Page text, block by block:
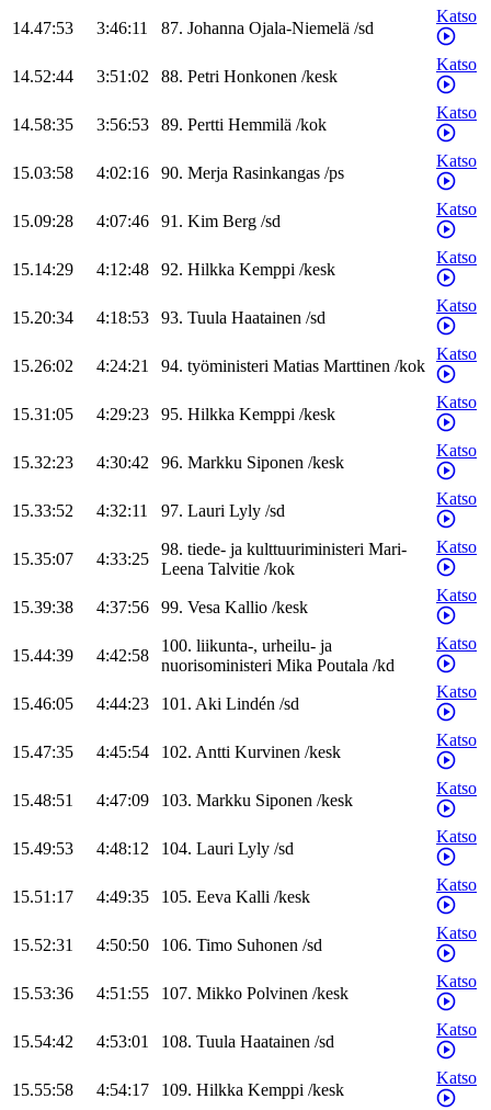
14.47:53 3:46:11 87. Johanna Ojala-Niemelä /sd
Katso
14.52:44 3:51:02 88. Petri Honkonen /kesk
Katso
14.58:35 3:56:53 89. Pertti Hemmilä /kok
Katso
15.03:58 4:02:16 90. Merja Rasinkangas /ps
Katso
15.09:28 4:07:46 91. Kim Berg /sd
Katso
15.14:29 4:12:48 92. Hilkka Kemppi /kesk
Katso
15.20:34 4:18:53 93. Tuula Haatainen /sd
Katso
15.26:02 4:24:21 94. työministeri Matias Marttinen /kok
Katso
15.31:05 4:29:23 95. Hilkka Kemppi /kesk
Katso
15.32:23 4:30:42 96. Markku Siponen /kesk
Katso
15.33:52 4:32:11 97. Lauri Lyly /sd
Katso
15.35:07 4:33:25
98. tiede- ja kulttuuriministeri Mari-
Leena Talvitie /kok
Katso
15.39:38 4:37:56 99. Vesa Kallio /kesk
Katso
15.44:39 4:42:58
100. liikunta-, urheilu- ja
nuorisoministeri Mika Poutala /kd
Katso
15.46:05 4:44:23 101. Aki Lindén /sd
Katso
15.47:35 4:45:54 102. Antti Kurvinen /kesk
Katso
15.48:51 4:47:09 103. Markku Siponen /kesk
Katso
15.49:53 4:48:12 104. Lauri Lyly /sd
Katso
15.51:17 4:49:35 105. Eeva Kalli /kesk
Katso
15.52:31 4:50:50 106. Timo Suhonen /sd
Katso
15.53:36 4:51:55 107. Mikko Polvinen /kesk
Katso
15.54:42 4:53:01 108. Tuula Haatainen /sd
Katso
15.55:58 4:54:17 109. Hilkka Kemppi /kesk
Katso